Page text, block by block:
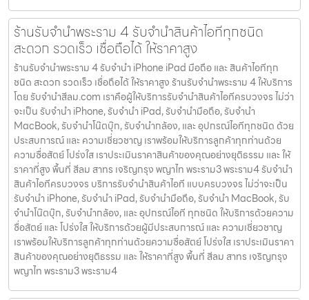
ร้านรับจำนำพระราม 4 รับจำนำสินค้าไอทีทุกชนิด
สะดวก รวดเร็ว เชื่อถือได้ ให้ราคาสูง
ร้านรับจำนำพระราม 4 รับจำนำ iPhone iPad มือถือ และ สินค้าไอทีทุก
ชนิด สะดวก รวดเร็ว เชื่อถือได้ ให้ราคาสูง ร้านรับจำนำพระราม 4 ให้บริการ
โดย รับจํานําสีลม.com เราคือผู้ให้บริการรับจำนำสินค้าไอทีครบวงจร ไม่ว่า
จะเป็น รับจำนำ iPhone, รับจำนำ iPad, รับจำนำมือถือ, รับจำนำ
MacBook, รับจำนำโน๊ตบุ๊ก, รับจำนำกล้อง, และ อุปกรณ์ไอทีทุกชนิด ด้วย
ประสบการณ์ และ ความเชี่ยวชาญ เราพร้อมให้บริการลูกค้าทุกท่านด้วย
ความซื่อสัตย์ โปร่งใส เราประเมินราคาสินค้าของคุณอย่างยุติธรรม และ ให้
ราคาที่สูง พื้นที่ สีลม สาทร เจริญกรุง พญาไท พระราม3 พระราม4 รับจำนำ
สินค้าไอทีครบวงจร บริการรับจำนำสินค้าไอที แบบครบวงจร ไม่ว่าจะเป็น
รับจำนำ iPhone, รับจำนำ iPad, รับจำนำมือถือ, รับจำนำ MacBook, รับ
จำนำโน๊ตบุ๊ก, รับจำนำกล้อง, และ อุปกรณ์ไอที ทุกชนิด ให้บริการด้วยความ
ซื่อสัตย์ และ โปร่งใส ให้บริการด้วยผู้มีประสบการณ์ และ ความเชี่ยวชาญ
เราพร้อมให้บริการลูกค้าทุกท่านด้วยความซื่อสัตย์ โปร่งใส เราประเมินราคา
สินค้าของคุณอย่างยุติธรรม และ ให้ราคาที่สูง พื้นที่ สีลม สาทร เจริญกรุง
พญาไท พระราม3 พระราม4